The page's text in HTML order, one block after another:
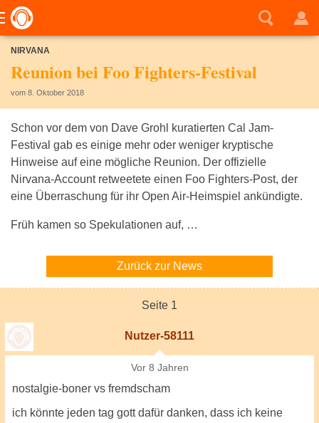
NIRVANA
Reunion bei Foo Fighters-Festival
vom 8. Oktober 2018
Schon vor dem von Dave Grohl kuratierten Cal Jam-
Festival gab es einige mehr oder weniger kryptische
Hinweise auf eine mögliche Reunion. Der offizielle
Nirvana-Account retweetete einen Foo Fighters-Post, der
eine Überraschung für ihr Open Air-Heimspiel ankündigte.
Früh kamen so Spekulationen auf, …
Zurück zur News
Seite 1
Nutzer-58111
Vor 8 Jahren
nostalgie-boner vs fremdscham
ich könnte jeden tag gott dafür danken, dass ich keine